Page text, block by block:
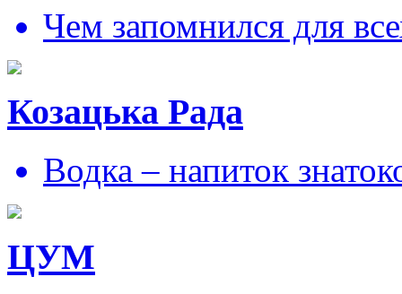
Чем запомнился для
Козацька Рада
Водка – напиток
ЦУМ